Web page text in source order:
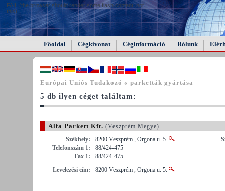
FAIL (the browser should render some flash content, not
this).
Főoldal Cégkivonat Céginformáció Rólunk
Európai Uniós Tudakozó « parketták gyártása
5 db ilyen céget találtam:
Alfa Parkett Kft. (Veszprém Megye)
Székhely:
8200 Veszprém , Orgona u. 5.
Telefonszám 1:
88/424-475
Fax 1:
88/424-475
Levelezési cím:
8200 Veszprém , Orgona u. 5.